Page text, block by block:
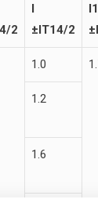
2
I
±IT14/2
l1
1.0
1.2
1.6